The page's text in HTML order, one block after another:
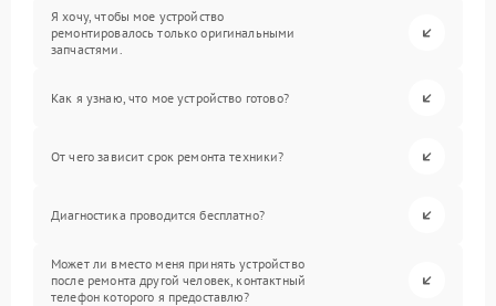
Я хочу, чтобы мое устройство
ремонтировалось только оригинальными
запчастями.
Как я узнаю, что мое устройство готово?
От чего зависит срок ремонта техники?
Диагностика проводится бесплатно?
Может ли вместо меня принять устройство
после ремонта другой человек, контактный
телефон которого я предоставлю?